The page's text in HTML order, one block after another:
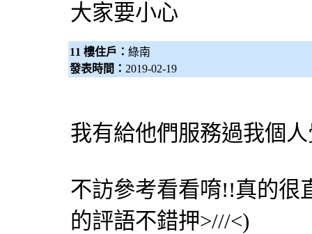
大家要小心
11 樓住戶： 綠南
發表時間： 2019-02-19
我有給他們服務過我個
不訪參考看看唷!!真的很
的評語不錯押>///<)